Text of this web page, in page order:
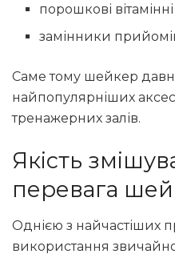
порошкові вітамінні
замінники прийомів
Саме тому шейкер
найпопулярніших
тренажерних залів.
Якість
перевага
Однією з найчастіших
використання